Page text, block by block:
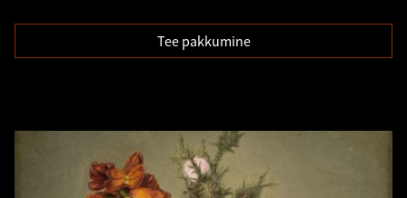
Tee pakkumine